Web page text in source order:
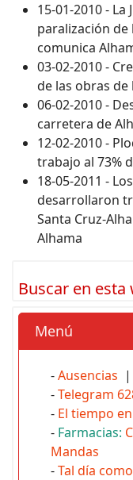
15-01-2010 -
paralización
comunica
03-02-2010 -
de las obras
06-02-2010 -
carretera de
12-02-2010 -
trabajo al 73%
18-05-2011 -
desarrollaron
Santa Cruz-
Alhama
Buscar en esta
Menú
-Ausencias
-Telegram
- El tiempo
- Farmacias:
Mandas
-Tal día